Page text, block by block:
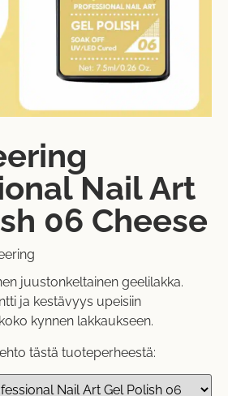
Nail Art
06 Cheese
juustonkeltainen geelilakka.
ja kestävyys upeisiin
kynnen lakkaukseen.
tästä tuoteperheestä: